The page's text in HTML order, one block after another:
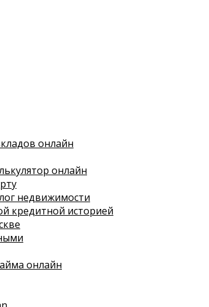
онлайн
онлайн
недвижимости
кредитной историей
онлайн